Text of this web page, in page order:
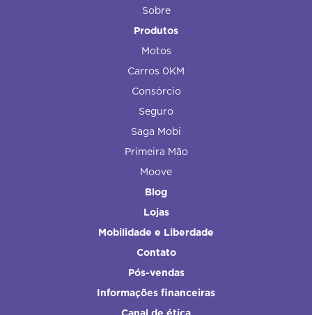
Sobre
Produtos
Motos
Carros 0KM
Consórcio
Seguro
Saga Mobi
Primeira Mão
Moove
Blog
Lojas
Mobilidade e Liberdade
Contato
Pós-vendas
Informações financeiras